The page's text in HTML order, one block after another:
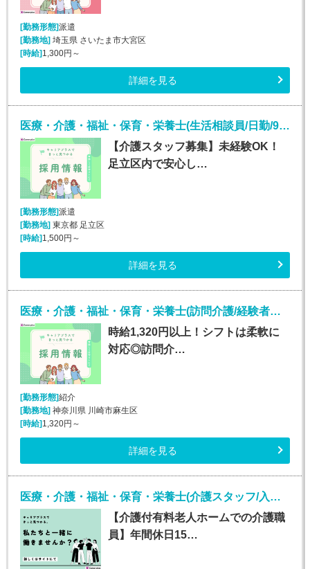
[勤務形態]派遣
[勤務地]埼玉県 さいたま市大宮区
[時給]1,300円～
詳細を見る
医療・介護・福祉・保育・栄養士(生活相談員/日勤/9:00～18:00)
【介護スタッフ募集】未経験OK！
足立区内で安心し…
[勤務形態]派遣
[勤務地] 東京都 足立区
[時給] 1,500円～
詳細を見る
医療・介護・福祉・保育・栄養士(訪問介護/経験者歓迎/日勤)
時給1,320円以上！シフトは柔軟に
対応◎訪問介…
[勤務形態]紹介
[勤務地] 神奈川県 川崎市麻生区
[時給] 1,320円～
詳細を見る
医療・介護・福祉・保育・栄養士(介護スタッフ/入社日応相談)
【介護付有料老人ホームでの介護職
員】年間休日15…